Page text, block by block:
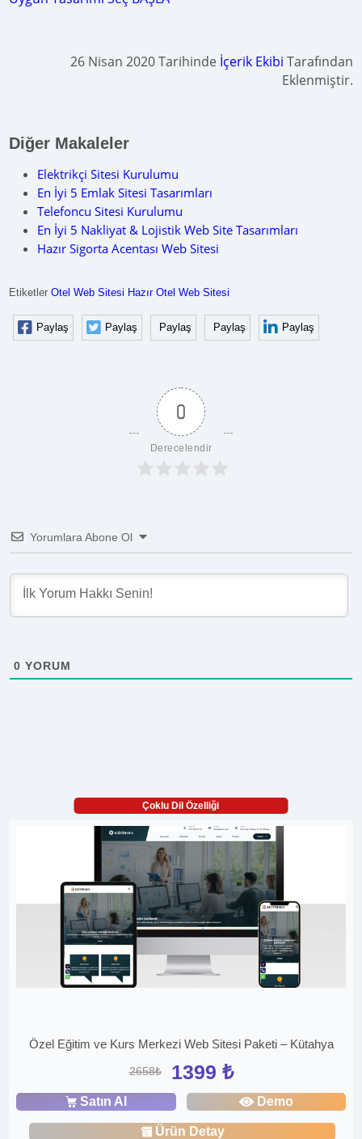
26 Nisan 2020 Tarihinde İçerik Ekibi Tarafından
Eklenmiştir.
Diğer Makaleler
Elektrikçi Sitesi Kurulumu
En İyi 5 Emlak Sitesi Tasarımları
Telefoncu Sitesi Kurulumu
En İyi 5 Nakliyat & Lojistik Web Site Tasarımları
Hazır Sigorta Acentası Web Sitesi
EtiketlerOtel Web Sitesi Hazır Otel Web Sitesi
Paylaş Paylaş Paylaş Paylaş Paylaş
0
Derecelendir
Yorumlara Abone Ol
0 YORUM
Çoklu Dil Özelliği
Özel Eğitim ve Kurs Merkezi Web Sitesi Paketi – Kütahya
2658₺ 1399 ₺
Satın Al Demo
Ürün Detay